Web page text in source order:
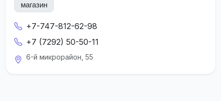
магазин
+7-747-812-62-98
+7 (7292) 50-50-11
6-й микрорайон, 55